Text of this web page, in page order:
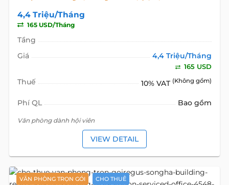
4,4 Triệu/Tháng
165 USD/Tháng
Tầng
Giá
4,4 Triệu/Tháng
165 USD
Thuế 10% VAT (Không gồm)
Phí QL Bao gồm
Văn phòng dành hội viên
VIEW DETAIL
VĂN PHÒNG TRỌN GÓI CHO THUÊ